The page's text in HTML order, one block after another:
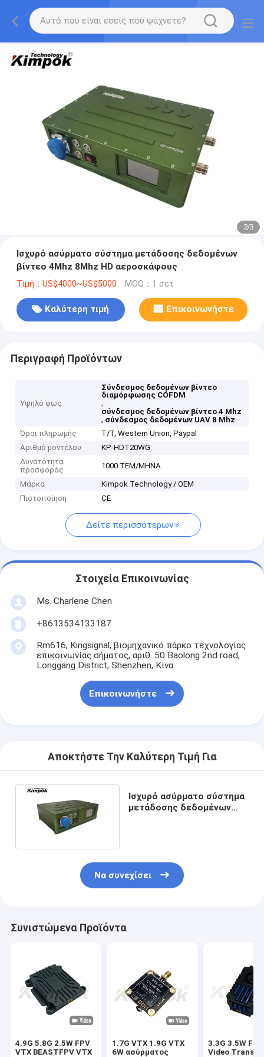
2/3
Ισχυρό ασύρματο σύστημα μετάδοσης δεδομένων
βίντεο 4Mhz 8Mhz HD αεροσκάφους
Τιμή：US$4000~US$5000 MOQ：1 σετ
Καλύτερη τιμή Επικοινωνήστε
Περιγραφή Προϊόντων
Υψηλό φως
Σύνδεσμος δεδομένων βίντεο
διαμόρφωσης COFDM
,
σύνδεσμος δεδομένων βίντεο 4 Mhz
, σύνδεσμος δεδομένων UAV 8 Mhz
Όροι πληρωμής
T/T, Western Union, Paypal
Αριθμό μοντέλου
KP-HDT20WG
Δυνατότητα
προσφοράς
1000 ΤΕΜ/ΜΗΝΑ
Μάρκα
Kimpok Technology / OEM
Πιστοποίηση
CE
Δείτε περισσότερων
Στοιχεία Επικοινωνίας
Ms. Charlene Chen
+8613534133187
Rm616, Kingsignal, βιομηχανικό πάρκο τεχνολογίας
επικοινωνίας σήματος, αριθ. 50 Baolong 2nd road,
Longgang District, Shenzhen, Κίνα
Επικοινωνήστε
Αποκτήστε Την Καλύτερη Τιμή Για
Ισχυρό ασύρματο σύστημα
μετάδοσης δεδομένων
Να συνεχίσει
Συνιστώμενα Προϊόντα
4.9G 5.8G 2.5W FPV
VTX BEASTFPV VTX
1.7G VTX 1.9G VTX
6W ασύρματος
3.3G 3.5W
Video